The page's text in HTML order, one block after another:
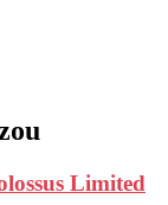
Limited